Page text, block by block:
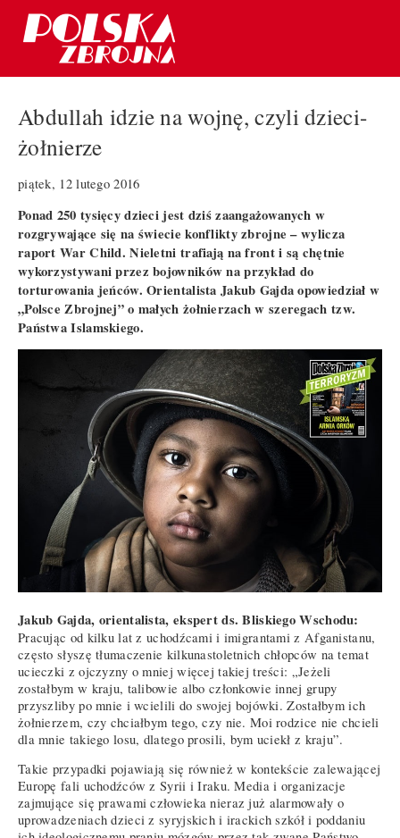
Abdullah idzie na wojnę, czyli dzieci-
żołnierze
piątek, 12 lutego 2016
Ponad 250 tysięcy dzieci jest dziś zaangażowanych w
rozgrywające się na świecie konflikty zbrojne – wylicza
raport War Child. Nieletni trafiają na front i są chętnie
wykorzystywani przez bojowników na przykład do
torturowania jeńców. Orientalista Jakub Gajda opowiedział w
„Polsce Zbrojnej” o małych żołnierzach w szeregach tzw.
Państwa Islamskiego.
Jakub Gajda, orientalista, ekspert ds. Bliskiego Wschodu:
Pracując od kilku lat z uchodźcami i imigrantami z Afganistanu,
często słyszę tłumaczenie kilkunastoletnich chłopców na temat
ucieczki z ojczyzny o mniej więcej takiej treści: „Jeżeli
zostałbym w kraju, talibowie albo członkowie innej grupy
przyszliby po mnie i wcielili do swojej bojówki. Zostałbym ich
żołnierzem, czy chciałbym tego, czy nie. Moi rodzice nie chcieli
dla mnie takiego losu, dlatego prosili, bym uciekł z kraju”.
Takie przypadki pojawiają się również w kontekście zalewającej
Europę fali uchodźców z Syrii i Iraku. Media i organizacje
zajmujące się prawami człowieka nieraz już alarmowały o
uprowadzeniach dzieci z syryjskich i irackich szkół i poddaniu